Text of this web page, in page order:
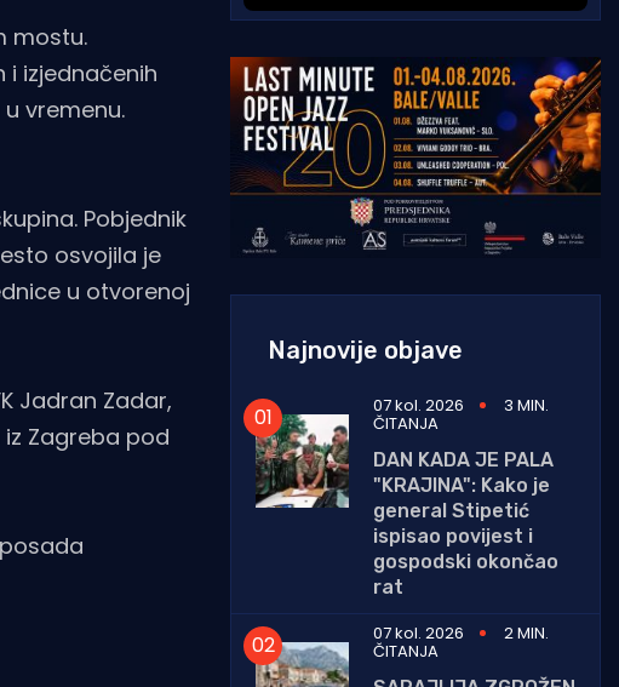
mostu.
i izjednačenih
vremenu.
Pobjednik
osvojila je
u otvorenoj
Jadran Zadar,
Zagreba pod
Najnovije objave
07 kol. 2026 3 MIN.
ČITANJA
DAN KADA JE PALA
"KRAJINA": Kako je
general Stipetić
ispisao povijest i
gospodski okončao
rat
07 kol. 2026
2 MIN.
ČITANJA